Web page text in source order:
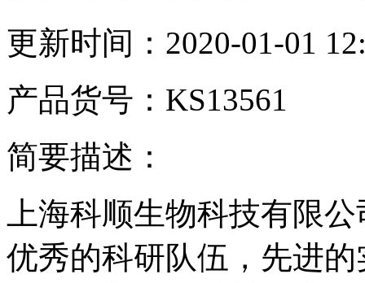
更新时间：2020-01-01
产品货号：KS13561
简要描述：
上海科顺生物科技有限
优秀的科研队伍，先进